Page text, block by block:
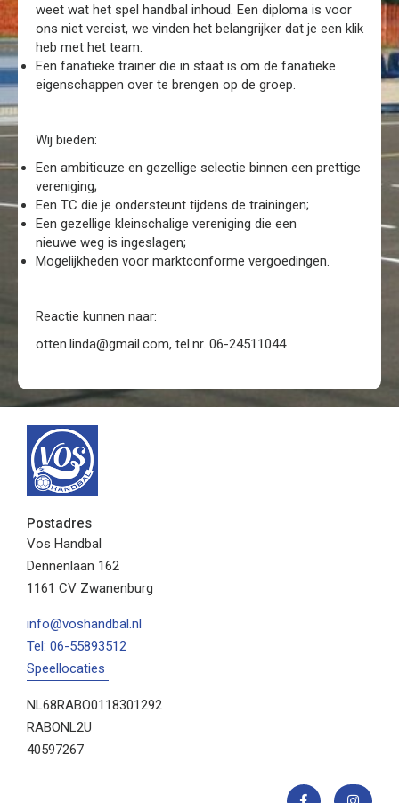
weet wat het spel handbal inhoud. Een diploma is voor
ons niet vereist, we vinden het belangrijker dat je een klik
heb met het team.
Een fanatieke trainer die in staat is om de fanatieke
eigenschappen over te brengen op de groep.
Wij bieden:
Een ambitieuze en gezellige selectie binnen een prettige
vereniging;
Een TC die je ondersteunt tijdens de trainingen;
Een gezellige kleinschalige vereniging die een
nieuwe weg is ingeslagen;
Mogelijkheden voor marktconforme vergoedingen.
Reactie kunnen naar:
otten.linda@gmail.com, tel.nr. 06-24511044
Postadres
Vos Handbal
Dennenlaan 162
1161 CV Zwanenburg
info@voshandbal.nl
Tel: 06-55893512
Speellocaties
NL68RABO0118301292
RABONL2U
40597267